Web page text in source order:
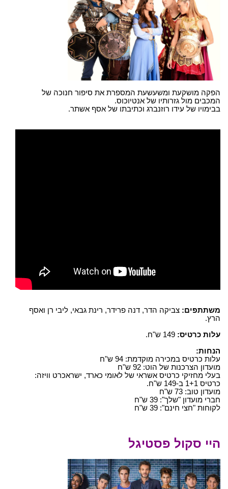
הפקה מושקעת ומשעשעת המספרת את סיפור חנוכה של
המכבים מול גזרותיו של אנטיוכוס.
בבימויו של עידו רוזנברג וכתיבתו של אסף אשתר.
משתתפים: צביקה הדר, דנה פרידר, רינת גבאי, ליבי רן ואסף
הרץ.
עלות כרטיס:
הנחות:
עלות כרטיס במכירה מוקדמת: 94 ש"ח
מועדון הצרכנות של הוט: 92 ש"ח
בעלי מחזיקי כרטיס אשראי של לאומי כארד, ישראכרט וויזה:
כרטיס 1+1 ב-149 ש"ח.
מועדון טוב: 73 ש"ח
חברי מועדון "שלך": 39 ש"ח
לקוחות "חצי חינם": 39 ש"ח
היי סקול פסטיגל